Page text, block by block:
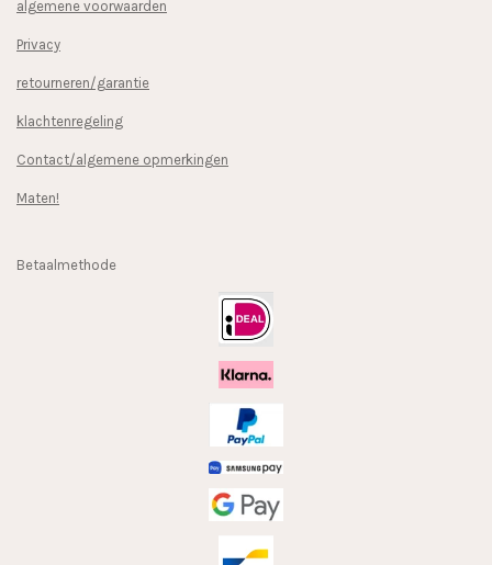
algemene voorwaarden
Privacy
retourneren/garantie
klachtenregeling
Contact/algemene opmerkingen
Maten!
Betaalmethode